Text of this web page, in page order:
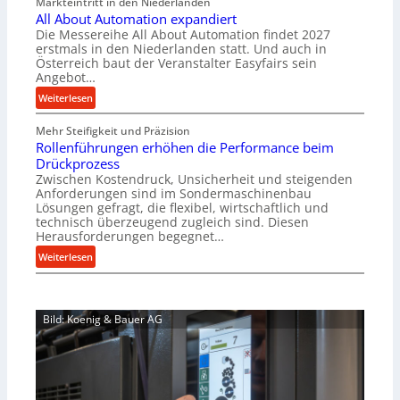
e
r
s
o
u
n
g
e
n
t
s
p
a
n
s
i
c
s
c
h
i
n
e
n
a
u
B
e
s
t
e
l
u
n
g
All About Automation expandiert
Die Messereihe All About Automation findet 2027
erstmals in den Niederlanden statt. Und auch in
Österreich baut der Veranstalter Easyfairs sein
Angebot…
Weiterlesen:
A
l
l
A
b
o
u
t
A
u
m
a
Mehr Steifigkeit und Präzision
Rollenführungen erhöhen die Performance beim
Drückprozess
Zwischen Kostendruck, Unsicherheit und steigenden
Anforderungen sind im Sondermaschinenbau
Lösungen gefragt, die flexibel, wirtschaftlich und
technisch überzeugend zugleich sind. Diesen
Herausforderungen begegnet…
Weiterlesen:
R
l
e
Bild: Koenig & Bauer AG